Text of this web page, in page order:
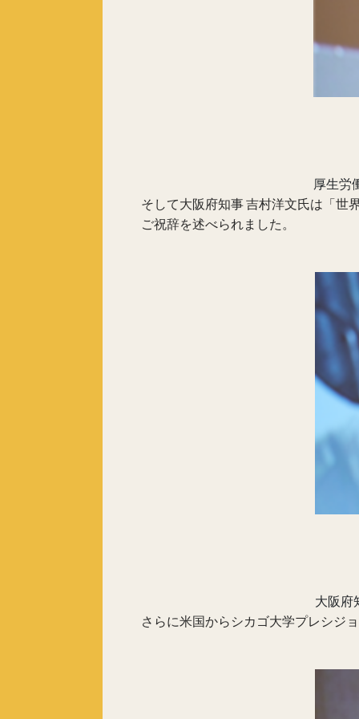
厚生労
そして大阪府知事 吉村洋文氏は「世
ご祝辞を述べられました。
大阪
さらに米国からシカゴ大学プレシジ